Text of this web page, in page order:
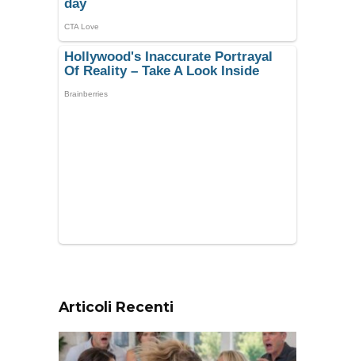
Articoli Recenti